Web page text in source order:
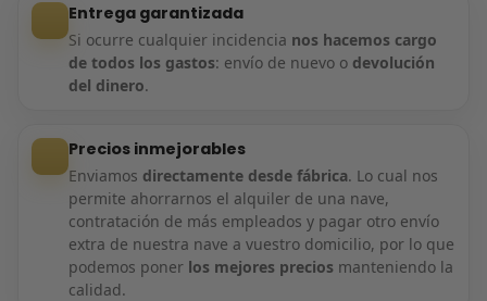
Entrega garantizada
Si ocurre cualquier incidencia nos hacemos cargo
de todos los gastos: envío de nuevo o devolución
del dinero.
Precios inmejorables
Enviamos directamente desde fábrica. Lo cual nos
permite ahorrarnos el alquiler de una nave,
contratación de más empleados y pagar otro envío
extra de nuestra nave a vuestro domicilio, por lo que
podemos poner los mejores precios manteniendo la
calidad.